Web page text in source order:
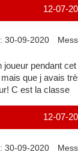
12-07-
30-09-2020
pendant
que j avais
C est la classe
12-07-
30-09-2020